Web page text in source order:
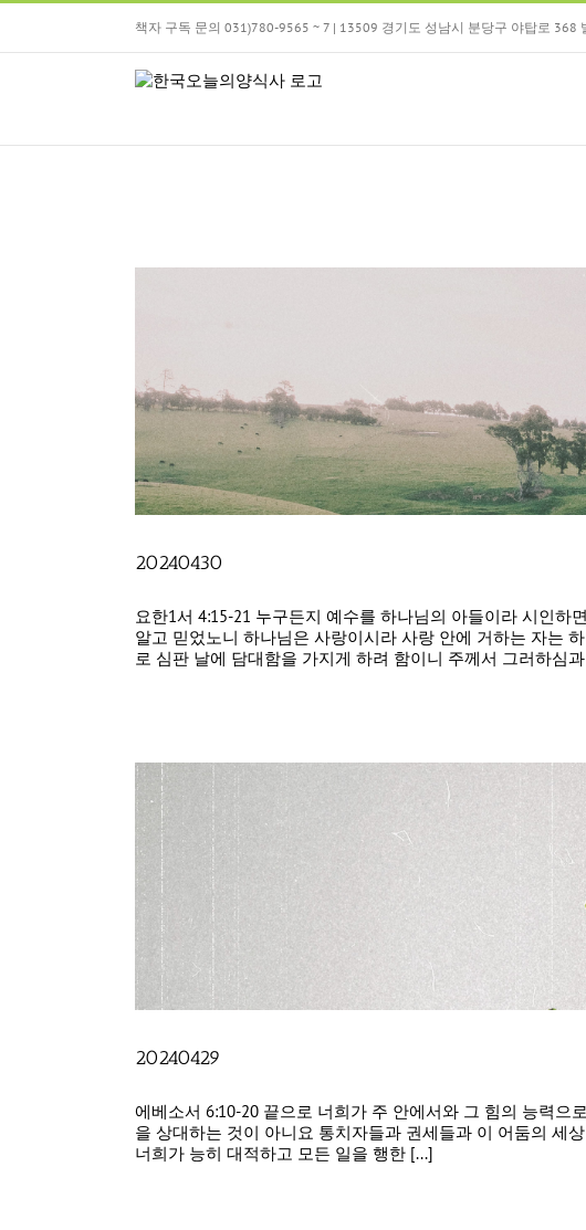
Skip
content
책자 구독 문의 031)780-9565 ~ 7 | 13509 경기도 성남시 분당구 야탑로 368
20240430
요한1서 4:15-21 누구든지 예수를 하나님의 아들이라 시인
알고 믿었노니 하나님은 사랑이시라 사랑 안에 거하는 자는
로 심판 날에 담대함을 가지게 하려 함이니 주께서 그러하심
20240429
에베소서 6:10-20 끝으로 너희가 주 안에서와 그 힘의 능력
을 상대하는 것이 아니요 통치자들과 권세들과 이 어둠의 세
너희가 능히 대적하고 모든 일을 행한 [...]